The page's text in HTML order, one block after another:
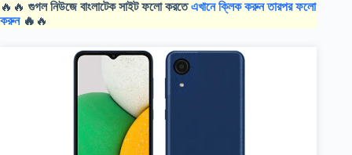
🔥🔥 গুগল নিউজে বাংলাটেক সাইট ফলো করতেএখানে ক্লিক করুন তারপর ফলো
করুন🔥 🔥